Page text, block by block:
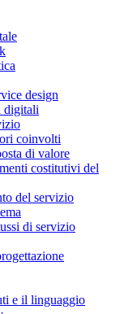
design
digitali
coinvolti
di valore
costitutivi del
del servizio
di servizio
e il linguaggio